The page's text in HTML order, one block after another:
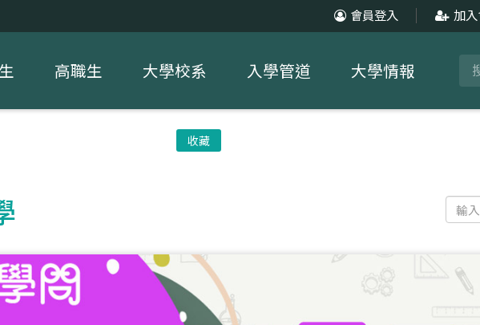
會員登入 加入
高職生 大學校系 入學管道 大學情報
收藏